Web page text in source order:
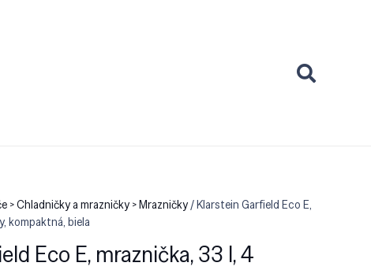
> Chladničky a mrazničky > Mrazničky/ Klarstein Garfield Eco E,
kompaktná, biela
Eco E, mraznička, 33 l, 4